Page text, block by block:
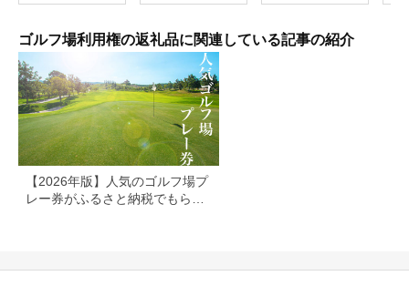
ラウンド 券 福岡県 小
ゴルフ場利用権の返礼品に関連している記事の紹介
【2026年版】人気のゴルフ場プ
レー券がふるさと納税でもらえ